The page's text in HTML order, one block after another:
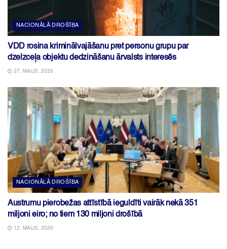
NACIONĀLĀ DROŠĪBA
VDD rosina kriminālvajāšanu pret personu grupu par
dzelzceļa objektu dedzināšanu ārvalsts interesēs
27. MAIJS, 2026
NACIONĀLĀ DROŠĪBA
Austrumu pierobežas attīstībā ieguldīti vairāk nekā 351
miljoni eiro; no tiem 130 miljoni drošībā
12. MAIJS, 2026